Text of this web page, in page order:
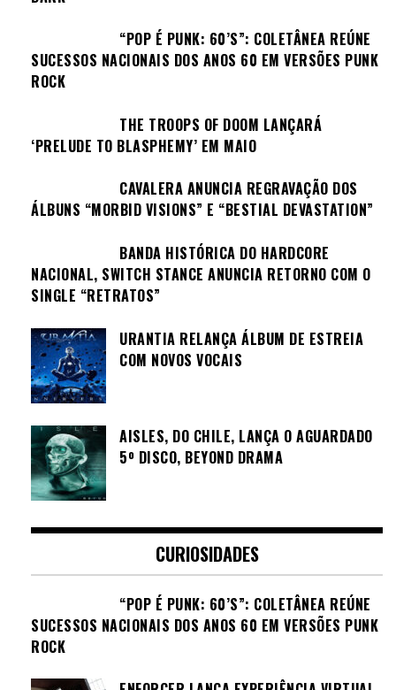
“POP É PUNK: 60’S”: COLETÂNEA REÚNE
SUCESSOS NACIONAIS DOS ANOS 60 EM VERSÕES PUNK
ROCK
THE TROOPS OF DOOM LANÇARÁ
‘PRELUDE TO BLASPHEMY’ EM MAIO
CAVALERA ANUNCIA REGRAVAÇÃO DOS
ÁLBUNS “MORBID VISIONS” E “BESTIAL DEVASTATION”
BANDA HISTÓRICA DO HARDCORE
NACIONAL, SWITCH STANCE ANUNCIA RETORNO COM O
SINGLE “RETRATOS”
URANTIA RELANÇA ÁLBUM DE ESTREIA
COM NOVOS VOCAIS
AISLES, DO CHILE, LANÇA O AGUARDADO
5º DISCO, BEYOND DRAMA
CURIOSIDADES
“POP É PUNK: 60’S”: COLETÂNEA REÚNE
SUCESSOS NACIONAIS DOS ANOS 60 EM VERSÕES PUNK
ROCK